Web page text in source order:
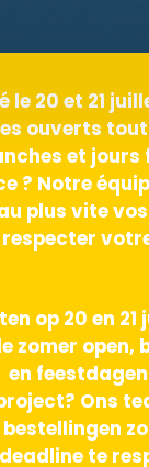
le 20 et 21
ouverts
et jours
? Notre
plus vite
op 20 en 21
zomer open,
en
Ons
te